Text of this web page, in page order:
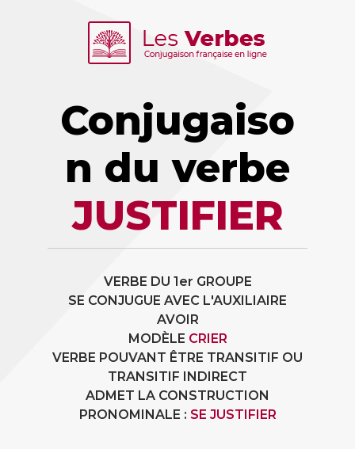
Conjugaiso
n du verbe
JUSTIFIER
VERBE DU 1er GROUPE
SE CONJUGUE AVEC L'AUXILIAIRE
AVOIR
MODÈLE CRIER
VERBE POUVANT ÊTRE TRANSITIF OU
TRANSITIF INDIRECT
ADMET LA CONSTRUCTION
PRONOMINALE : SE JUSTIFIER